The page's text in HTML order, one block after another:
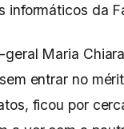
informáticos da
Maria
entrar no
ficou por